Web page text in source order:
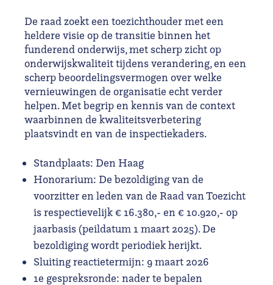
De raad zoekt een toezichthouder met een
heldere visie op de transitie binnen het
funderend onderwijs, met scherp zicht op
onderwijskwaliteit tijdens verandering, en een
scherp beoordelingsvermogen over welke
vernieuwingen de organisatie echt verder
helpen. Met begrip en kennis van de context
waarbinnen de kwaliteitsverbetering
plaatsvindt en van de inspectiekaders.
Standplaats: Den Haag
Honorarium: De bezoldiging van de
voorzitter en leden van de Raad van Toezicht
is respectievelijk € 16.380,- en € 10.920,- op
jaarbasis (peildatum 1 maart 2025). De
bezoldiging wordt periodiek herijkt.
Sluiting reactietermijn: 9 maart 2026
1e gespreksronde: nader te bepalen